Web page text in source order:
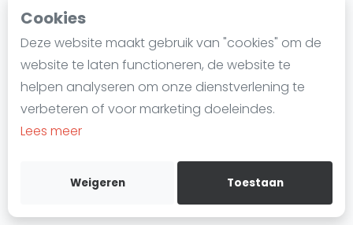
Cookies
Deze website maakt gebruik van "cookies" om de
website te laten functioneren, de website te
helpen analyseren om onze dienstverlening te
verbeteren of voor marketing doeleindes.
Lees meer
Weigeren Toestaan
Squash
Squash Den Haag
reserveren.
Diemen biedt een divers aanbod aan Squashbanen.
Alle Squashbanen in Diemen zijn indoor.
Squashbanen in Diemenzijn ideaal voor iedereen
die deze trend wil uitproberen of zijn vaardigheden
wil verbeteren. Of het nu gaat om training, informele
wedstrijden of competities, Diemen is een ideale plek
om in de wereld van Squash te duiken.